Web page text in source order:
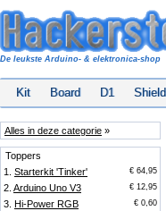
De leukste Arduino- & elektronica-shop
Kit Board D1 Shield
Alles in deze categorie »
Toppers
1. Starterkit 'Tinker' € 64,95
2. Arduino Uno V3 € 12,95
3. Hi-Power RGB € 0,60